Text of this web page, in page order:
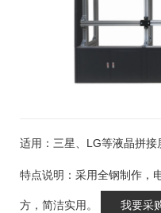
适用：三星、LG等液晶拼接
特点说明：采用全钢制作，
方，简洁实用。 我要采